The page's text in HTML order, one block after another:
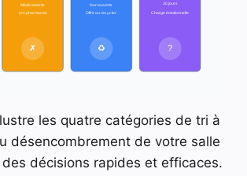
Médicaments
(en pharmacie)
✗
Non ouverts
Offrir ou recycler
♻
30 jours
Charge émotionnelle
?
les quatre catégories de tri à
désencombrement de votre salle
décisions rapides et efficaces.